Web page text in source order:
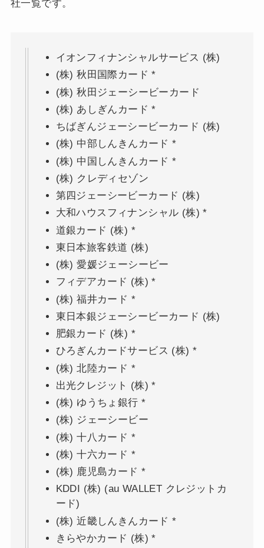
社一覧です。
イオンフィナンシャルサービス (株)
(株) 秋田国際カード *
(株) 秋田ジェーシービーカード
(株) あしぎんカード *
ちばぎんジェーシービーカード (株)
(株) 中部しんきんカード *
(株) 中国しんきんカード *
(株) クレディセゾン
第四ジェーシービーカード (株)
大和ハウスフィナンシャル (株) *
道銀カード (株) *
東日本旅客鉄道 (株)
(株) 愛媛ジェーシービー
フィデアカード (株) *
(株) 福井カード *
東日本銀ジェーシービーカード (株)
肥銀カード (株) *
ひろぎんカードサービス (株) *
(株) 北陸カード *
出光クレジット (株) *
(株) ゆうちょ銀行 *
(株) ジェーシービー
(株) 十八カード *
(株) 十六カード *
(株) 鹿児島カード *
KDDI (株) (au WALLET クレジットカ
ード)
(株) 近畿しんきんカード *
きらやかカード (株) *